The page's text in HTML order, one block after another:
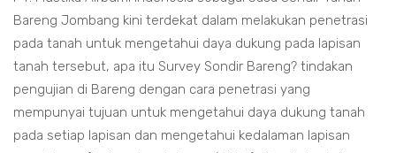
Bareng Jombang kini terdekat dalam melakukan penetrasi
pada tanah untuk mengetahui daya dukung pada lapisan
tanah tersebut, apa itu Survey Sondir Bareng? tindakan
pengujian di Bareng dengan cara penetrasi yang
mempunyai tujuan untuk mengetahui daya dukung tanah
pada setiap lapisan dan mengetahui kedalaman lapisan